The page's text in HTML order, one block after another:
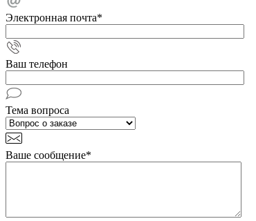
Электронная почта*
Ваш телефон
Тема вопроса
Ваше сообщение*